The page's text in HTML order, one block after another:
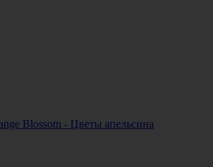
Blossom - Цветы апельсина